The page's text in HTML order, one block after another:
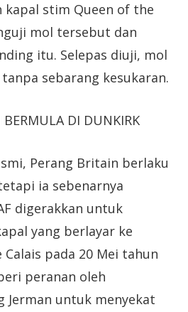
kapal stim Queen of the
mol tersebut dan
itu. Selepas diuji, mol
sebarang kesukaran.
BERMULA DI DUNKIRK
Perang Britain berlaku
ia sebenarnya
digerakkan untuk
yang berlayar ke
Calais pada 20 Mei tahun
peranan oleh
Jerman untuk menyekat